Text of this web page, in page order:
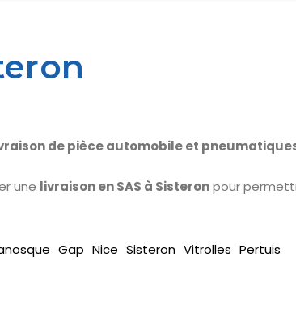
de pièce automobile et
une livraison en SAS à Sisteronpour
Gap Nice Sisteron Vitrolles Pertuis